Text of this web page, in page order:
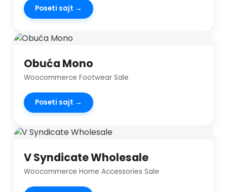
Poseti sajt →
Obuća Mono
Woocommerce Footwear Sale
Poseti sajt →
V Syndicate Wholesale
Woocommerce Home Accessories Sale